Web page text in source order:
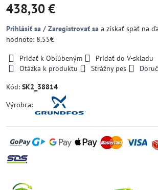
438,30 €
Prihlásiť sa / Zaregistrovať sa a získať späť na
hodnote: 8.55€
Pridať k Obľúbeným
Pridať do V-skladu
Otázka k produktu
Strážny pes
Kód: SK2_38814
Výrobca: